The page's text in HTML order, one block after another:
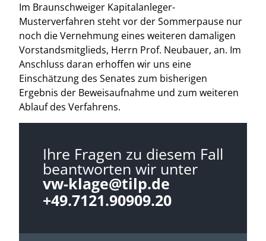
Im Braunschweiger Kapitalanleger-
Musterverfahren steht vor der Sommerpause nur
noch die Vernehmung eines weiteren damaligen
Vorstandsmitglieds, Herrn Prof. Neubauer, an. Im
Anschluss daran erhoffen wir uns eine
Einschätzung des Senates zum bisherigen
Ergebnis der Beweisaufnahme und zum weiteren
Ablauf des Verfahrens.
Ihre Fragen zu diesem Fall
beantworten wir unter
vw-klage@tilp.de
+49.7121.90909.20